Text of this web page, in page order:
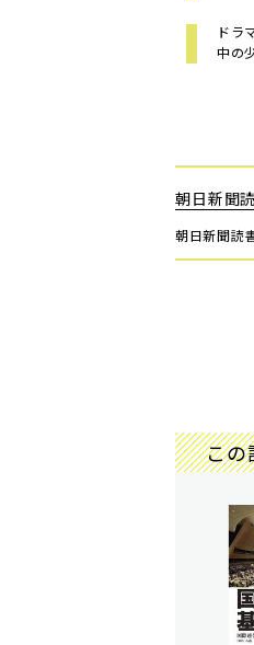
ドラ
中の
朝日新聞
朝日新聞読
この